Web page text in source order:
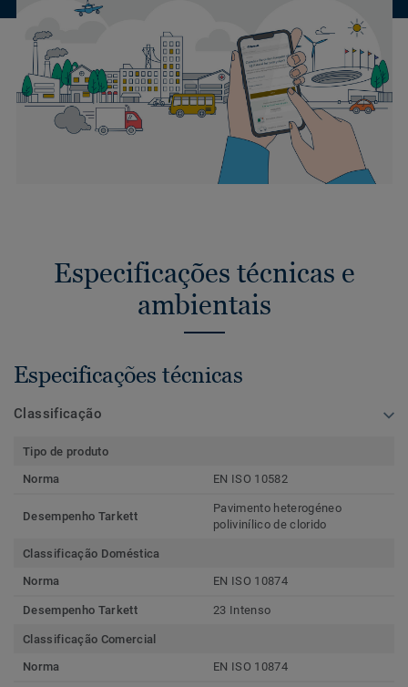
Especificações técnicas e
ambientais
Especificações técnicas
Classificação
Tipo de produto
Norma
EN ISO 10582
Desempenho Tarkett
Pavimento heterogéneo
polivinílico de clorido
Classificação Doméstica
Norma
EN ISO 10874
Desempenho Tarkett 23 Intenso
Classificação Comercial
Norma
EN ISO 10874